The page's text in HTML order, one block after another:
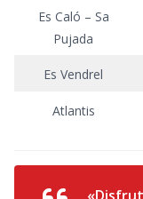
Es Caló – Sa
Pujada
Es Vendrel
Atlantis